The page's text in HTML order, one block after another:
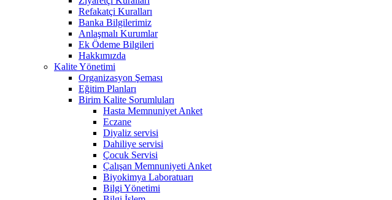
Refakatçi Kuralları
Banka Bilgilerimiz
Anlaşmalı Kurumlar
Ek Ödeme Bilgileri
Hakkımızda
Kalite Yönetimi
Organizasyon Şeması
Eğitim Planları
Birim Kalite Sorumluları
Hasta Memnuniyet Anket
Eczane
Diyaliz servisi
Dahiliye servisi
Çocuk Servisi
Çalışan Memnuniyeti Anket
Biyokimya Laboratuarı
Bilgi Yönetimi